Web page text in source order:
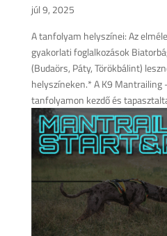
júl 9, 2025
A tanfolyam helyszínei: Az
gyakorlati foglalkozások
(Budaörs, Páty, Törökbálint)
helyszíneken.* A K9 Mantrailing
tanfolyamon kezdő és